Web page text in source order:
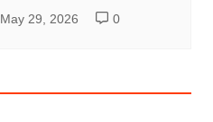
May 29, 2026 0